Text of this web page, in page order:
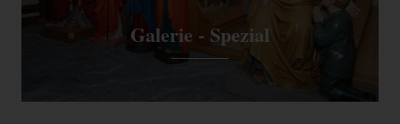
Galerie - Spezial